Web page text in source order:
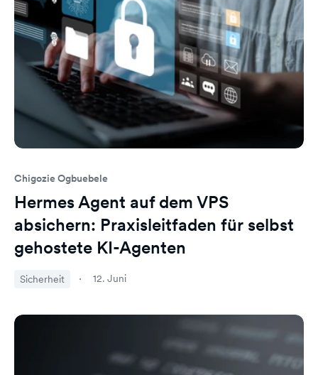
Chigozie Ogbuebele
Hermes Agent auf dem VPS
absichern: Praxisleitfaden für selbst
gehostete KI-Agenten
Sicherheit 12. Juni